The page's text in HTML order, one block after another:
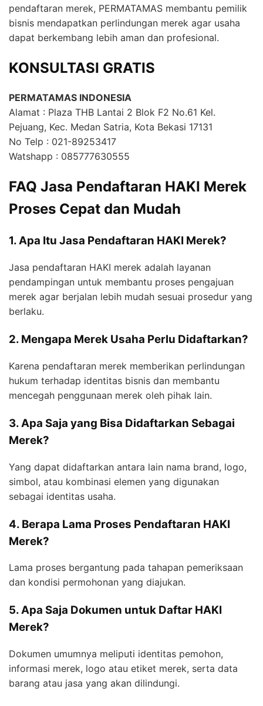
pendaftaran merek, PERMATAMAS membantu pemilik
bisnis mendapatkan perlindungan merek agar usaha
dapat berkembang lebih aman dan profesional.
KONSULTASI GRATIS
PERMATAMAS INDONESIA
Alamat : Plaza THB Lantai 2 Blok F2 No.61 Kel.
Pejuang, Kec. Medan Satria, Kota Bekasi 17131
No Telp : 021-89253417
Watshapp : 085777630555
FAQ Jasa Pendaftaran HAKI Merek
Proses Cepat dan Mudah
1. Apa Itu Jasa Pendaftaran HAKI Merek?
Jasa pendaftaran HAKI merek adalah layanan
pendampingan untuk membantu proses pengajuan
merek agar berjalan lebih mudah sesuai prosedur yang
berlaku.
2. Mengapa Merek Usaha Perlu Didaftarkan?
Karena pendaftaran merek memberikan perlindungan
hukum terhadap identitas bisnis dan membantu
mencegah penggunaan merek oleh pihak lain.
3. Apa Saja yang Bisa Didaftarkan Sebagai
Merek?
Yang dapat didaftarkan antara lain nama brand, logo,
simbol, atau kombinasi elemen yang digunakan
sebagai identitas usaha.
4. Berapa Lama Proses Pendaftaran HAKI
Merek?
Lama proses bergantung pada tahapan pemeriksaan
dan kondisi permohonan yang diajukan.
5. Apa Saja Dokumen untuk Daftar HAKI
Merek?
Dokumen umumnya meliputi identitas pemohon,
informasi merek, logo atau etiket merek, serta data
barang atau jasa yang akan dilindungi.